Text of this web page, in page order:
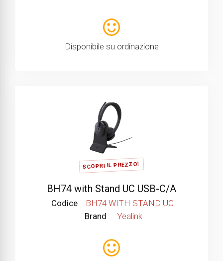
Disponibile su ordinazione
SCOPRI IL PREZZO!
BH74 with Stand UC USB-C/A
Codice
BH74 WITH STAND UC
Brand
Yealink